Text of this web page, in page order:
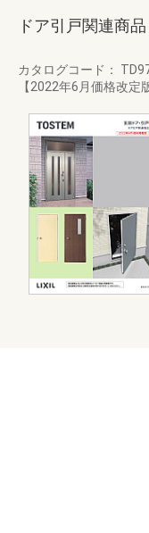
ドア引戸関連商品
カタログコード：
【2022年6月価格改定